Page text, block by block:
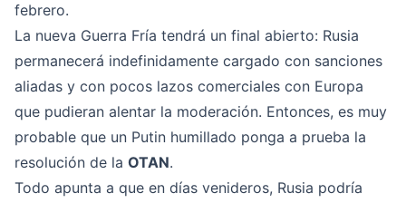
febrero.
La nueva Guerra Fría tendrá un final abierto: Rusia
permanecerá indefinidamente cargado con sanciones
aliadas y con pocos lazos comerciales con Europa
que pudieran alentar la moderación. Entonces, es muy
probable que un Putin humillado ponga a prueba la
resolución de la OTAN.
Todo apunta a que en días venideros, Rusia podría